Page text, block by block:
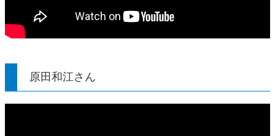
原田和江さん